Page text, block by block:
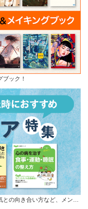
ック！
との向き合い方など、メン…